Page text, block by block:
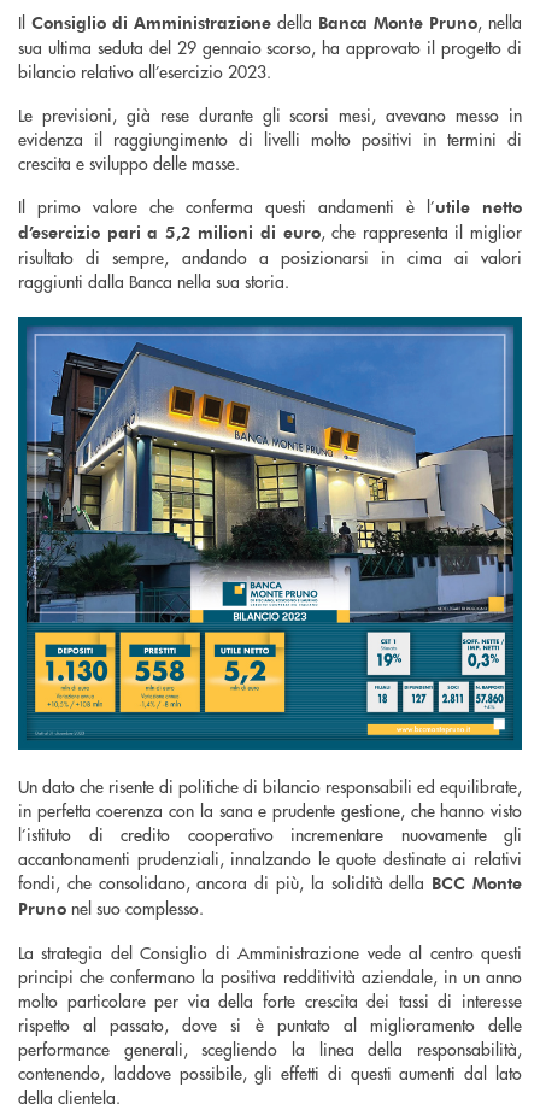
Il Consiglio di Amministrazione della Banca Monte Pruno, nella
sua ultima seduta del 29 gennaio scorso, ha approvato il progetto di
bilancio relativo all’esercizio 2023.
Le previsioni, già rese durante gli scorsi mesi, avevano messo in
evidenza il raggiungimento di livelli molto positivi in termini di
crescita e sviluppo delle masse.
Il primo valore che conferma questi andamenti è l’utile netto
d’esercizio pari a 5,2 milioni di euro, che rappresenta il miglior
risultato di sempre, andando a posizionarsi in cima ai valori
raggiunti dalla Banca nella sua storia.
Un dato che risente di politiche di bilancio responsabili ed equilibrate,
in perfetta coerenza con la sana e prudente gestione, che hanno visto
l’istituto di credito cooperativo incrementare nuovamente gli
accantonamenti prudenziali, innalzando le quote destinate ai relativi
fondi, che consolidano, ancora di più, la solidità della BCC Monte
Pruno nel suo complesso.
La strategia del Consiglio di Amministrazione vede al centro questi
principi che confermano la positiva redditività aziendale, in un anno
molto particolare per via della forte crescita dei tassi di interesse
rispetto al passato, dove si è puntato al miglioramento delle
performance generali, scegliendo la linea della responsabilità,
contenendo, laddove possibile, gli effetti di questi aumenti dal lato
della clientela.